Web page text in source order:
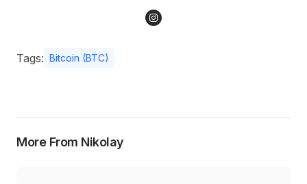
Tags: Bitcoin (BTC)
More From Nikolay